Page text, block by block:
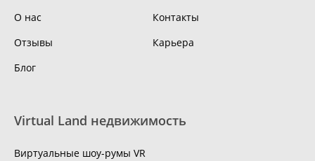
О нас
Контакты
Отзывы
Карьера
Блог
Virtual Land недвижимость
Виртуальные шоу-румы VR